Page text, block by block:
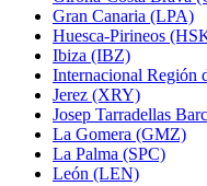
Gran Canaria (LPA)
Huesca-Pirineos
Ibiza (IBZ)
Internacional Región
Jerez (XRY)
Josep Tarradellas
La Gomera (GMZ)
La Palma (SPC)
León (LEN)